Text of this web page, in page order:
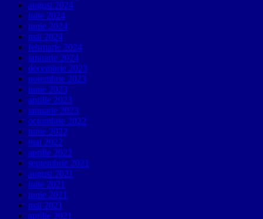
august 2024
iulie 2024
iunie 2024
mai 2024
februarie 2024
ianuarie 2024
decembrie 2023
noiembrie 2023
iunie 2023
aprilie 2023
ianuarie 2023
octombrie 2022
iunie 2022
mai 2022
aprilie 2022
septembrie 2021
august 2021
iulie 2021
iunie 2021
mai 2021
aprilie 2021